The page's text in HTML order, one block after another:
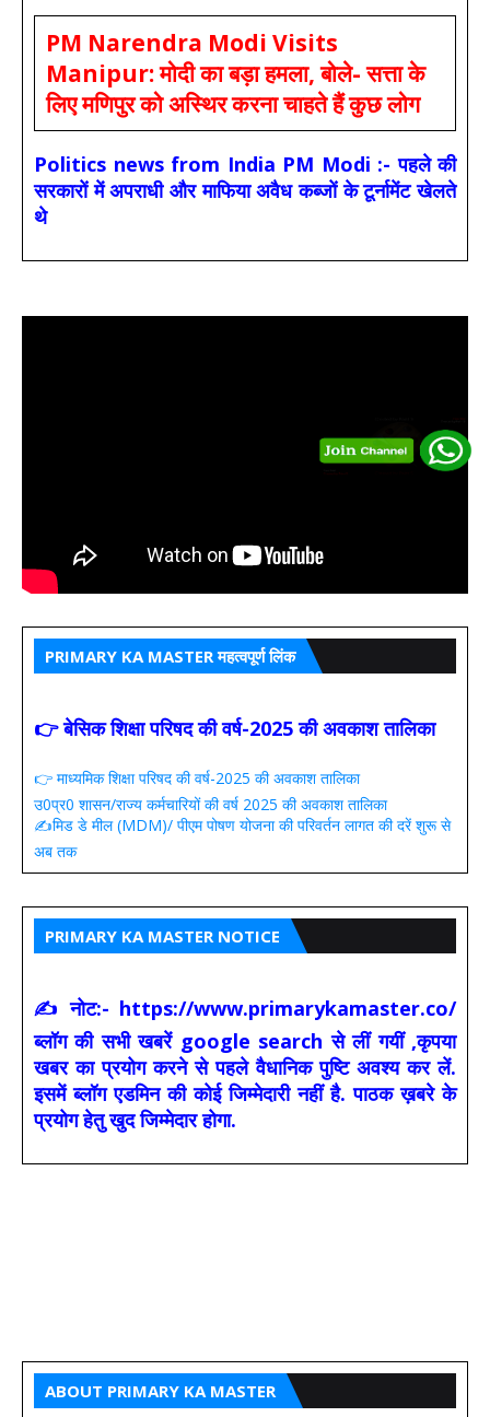
PM Narendra Modi Visits
Manipur: मोदी का बड़ा हमला, बोले- सत्ता के
लिए मणिपुर को अस्थिर करना चाहते हैं कुछ लोग
Politics news from India PM Modi :- पहले की
सरकारों में अपराधी और माफिया अवैध कब्जों के टूर्नामेंट खेलते
थे
PRIMARY KA MASTER महत्वपूर्ण लिंक
👉 बेसिक शिक्षा परिषद की वर्ष-2025 की अवकाश तालिका
👉 माध्यमिक शिक्षा परिषद की वर्ष-2025 की अवकाश तालिका
उ0प्र0 शासन/राज्य कर्मचारियों की वर्ष 2025 की अवकाश तालिका
✍️मिड डे मील (MDM)/ पीएम पोषण योजना की परिवर्तन लागत की दरें शुरू से
अब तक
PRIMARY KA MASTER NOTICE
✍ नोट:- https://www.primarykamaster.co/
ब्लॉग की सभी खबरें google search से लीं गयीं ,कृपया
खबर का प्रयोग करने से पहले वैधानिक पुष्टि अवश्य कर लें.
इसमें ब्लॉग एडमिन की कोई जिम्मेदारी नहीं है. पाठक ख़बरे के
प्रयोग हेतु खुद जिम्मेदार होगा.
ABOUT PRIMARY KA MASTER